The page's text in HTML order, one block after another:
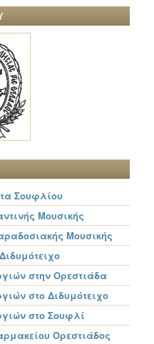
Σουφλίου
Μουσικής
Μουσικής
στην Ορεστιάδα
στο Διδυμότειχο
στο Σουφλί
Ορεστιάδος